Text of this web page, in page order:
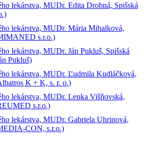
lekárstva, MUDr. Edita Drobná, Spišská
lekárstva, MUDr. Mária Mihalková,
s.r.o.)
lekárstva, MUDr. Ján Pukluš, Spišská
Pukluš)
lekárstva, MUDr. Ľudmila Kudláčková,
K + K, s. r. o.)
lekárstva, MUDr. Lenka Višňovská,
s.r.o.)
lekárstva, MUDr. Gabriela Uhrinová,
CON, s.r.o.)